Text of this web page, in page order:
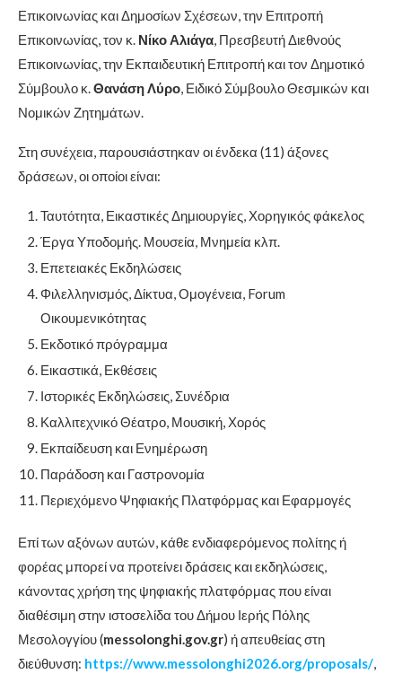
Επικοινωνίας και Δημοσίων Σχέσεων, την Επιτροπή
Επικοινωνίας, τον κ. Νίκο Αλιάγα, Πρεσβευτή Διεθνούς
Επικοινωνίας, την Εκπαιδευτική Επιτροπή και τον Δημοτικό
Σύμβουλο κ.Θανάση Λύρο, Ειδικό Σύμβουλο Θεσμικών και
Νομικών Ζητημάτων.
Στη συνέχεια, παρουσιάστηκαν οι ένδεκα (11) άξονες
δράσεων, οι οποίοι είναι:
Ταυτότητα, Εικαστικές Δημιουργίες, Χορηγικός φάκελος
Έργα Υποδομής. Μουσεία, Μνημεία κλπ.
Επετειακές Εκδηλώσεις
Φιλελληνισμός, Δίκτυα, Ομογένεια, Forum
Οικουμενικότητας
Εκδοτικό πρόγραμμα
Εικαστικά, Εκθέσεις
Ιστορικές Εκδηλώσεις, Συνέδρια
Καλλιτεχνικό Θέατρο, Μουσική, Χορός
Εκπαίδευση και Ενημέρωση
Παράδοση και Γαστρονομία
Περιεχόμενο Ψηφιακής Πλατφόρμας και Εφαρμογές
Επί των αξόνων αυτών, κάθε ενδιαφερόμενος πολίτης ή
φορέας μπορεί να προτείνει δράσεις και εκδηλώσεις,
κάνοντας χρήση της ψηφιακής πλατφόρμας που είναι
διαθέσιμη στην ιστοσελίδα του Δήμου Ιερής Πόλης
Μεσολογγίου (messolonghi.gov.gr) ή απευθείας στη
διεύθυνση: https://www.messolonghi2026.org/proposals/,